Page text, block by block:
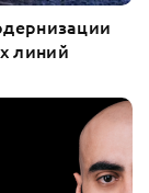
линий